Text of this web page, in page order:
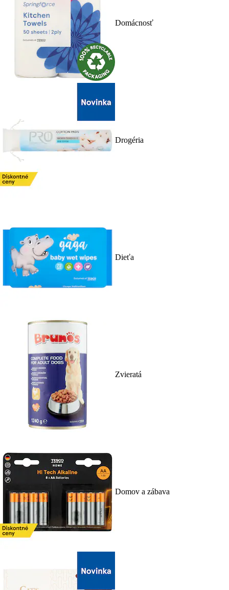
Domácnosť
Drogéria
Dieťa
Zvieratá
Domov a zábava